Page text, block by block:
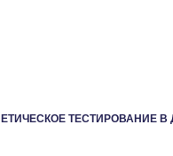
ТЕСТИРОВАНИЕ